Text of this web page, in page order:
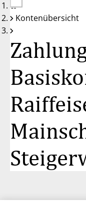
Keine
Konten
Kontenübersicht